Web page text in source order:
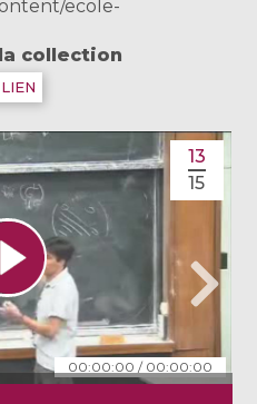
ecole-
collection
00:00:00 / 00:00:00
13
15